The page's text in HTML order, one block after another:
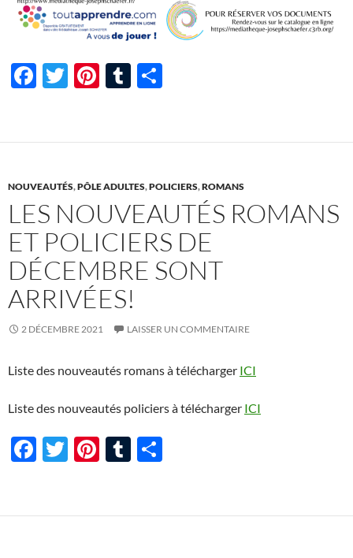
F
b
o
o
k
T
er
Pi
es
t
T
bl
r
g
er
NOUVEAUTÉS,PÔLE ADULTES,POLICIERS,ROMANS
LES NOUVEAUTÉS ROMANS
ET POLICIERS DE
DÉCEMBRE SONT
ARRIVÉES!
2 DÉCEMBRE 2021 LAISSER UN COMMENTAIRE
Liste des nouveautés romans à télécharger ICI
Liste des nouveautés policiers à télécharger ICI
F
b
T
er
Pi
es
T
bl g